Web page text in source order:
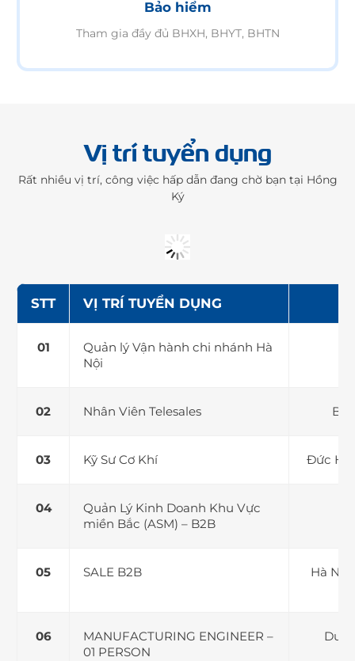
Bảo hiểm
Tham gia đầy đủ BHXH, BHYT, BHTN
Vị trí tuyển dụng
Rất nhiều vị trí, công việc hấp dẫn đang chờ bạn tại Hồng
Ký
STT VỊ TRÍ TUYỂN DỤNG
Quản lý Vận hành chi nhánh Hà
Nội
Nhân Viên Telesales
Kỹ Sư Cơ Khí Đức
Quản Lý Kinh Doanh Khu Vực
miền Bắc (ASM) – B2B
SALE B2B
Hà Nội
MANUFACTURING ENGINEER –
01 PERSON
Duc